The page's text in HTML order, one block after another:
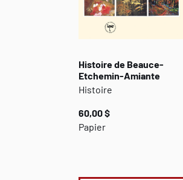
Histoire de Beauce-
Etchemin-Amiante
Histoire
60,00 $
Papier